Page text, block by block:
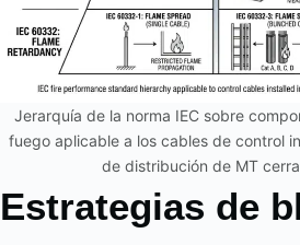
Jerarquía de la norma IEC sobre
fuego aplicable a los cables de control
de distribución de MT
Estrategias de